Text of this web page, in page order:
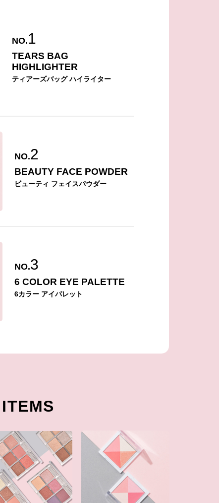
NO.1
TEARS BAG
HIGHLIGHTER
ティアーズバッグ ハイライター
NO.2
BEAUTY FACE POWDER
ビューティ フェイスパウダー
NO.3
6 COLOR EYE PALETTE
6カラー アイパレット
ITEMS